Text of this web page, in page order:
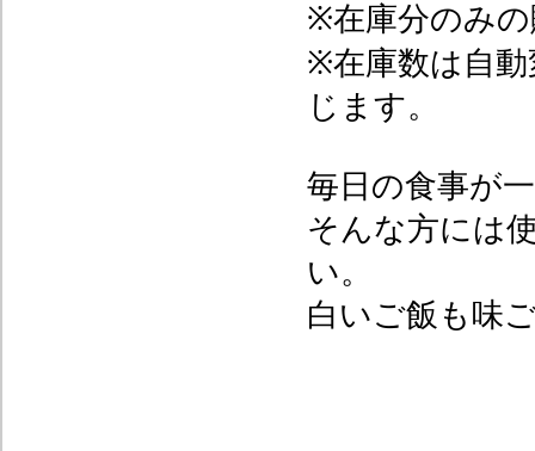
※在庫分のみ
※在庫数は自
じます。
毎日の食事が
そんな方には
い。
白いご飯も味